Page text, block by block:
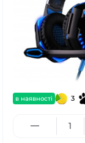
в наявності 3